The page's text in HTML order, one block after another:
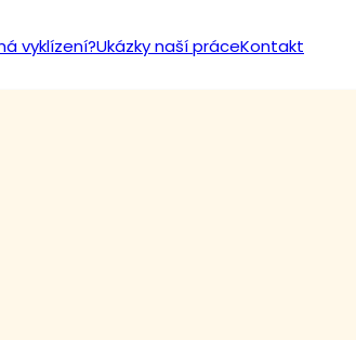
vyklízení?Ukázky naší práceKontakt